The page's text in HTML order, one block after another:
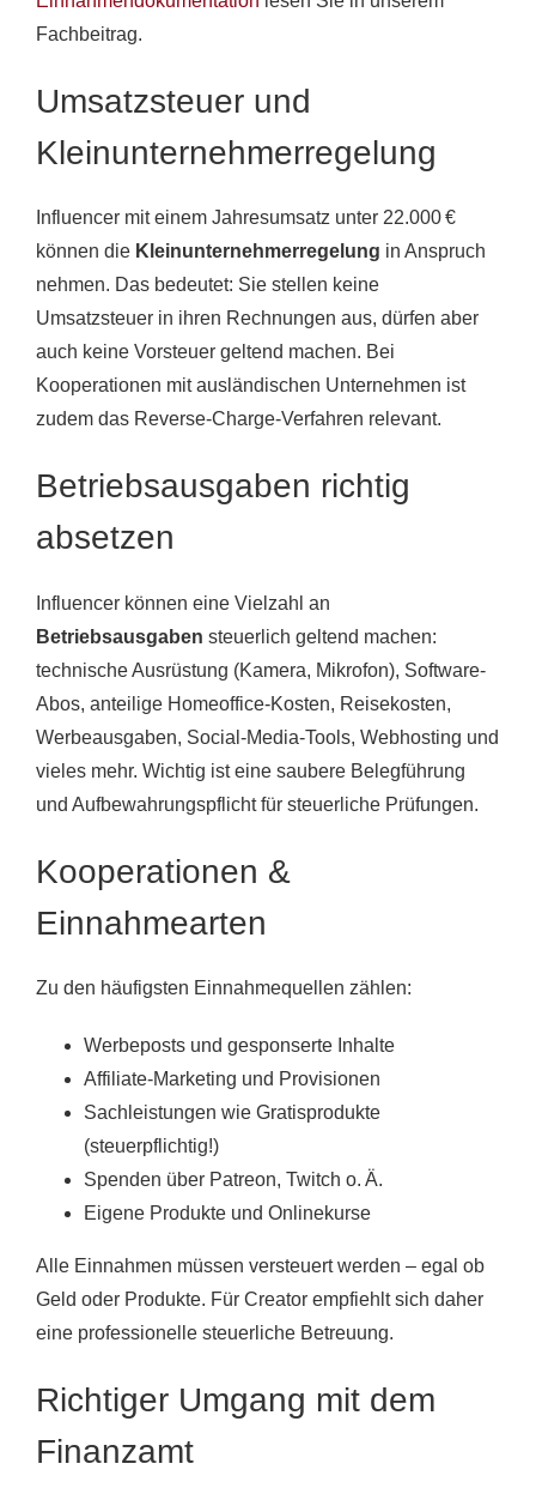
Fachbeitrag.
Umsatzsteuer und
Kleinunternehmerregelung
Influencer mit einem Jahresumsatz unter 22.000 €
können die Kleinunternehmerregelung in Anspruch
nehmen. Das bedeutet: Sie stellen keine
Umsatzsteuer in ihren Rechnungen aus, dürfen aber
auch keine Vorsteuer geltend machen. Bei
Kooperationen mit ausländischen Unternehmen ist
zudem das Reverse-Charge-Verfahren relevant.
Betriebsausgaben richtig
absetzen
Influencer können eine Vielzahl an
Betriebsausgaben steuerlich geltend machen:
technische Ausrüstung (Kamera, Mikrofon), Software-
Abos, anteilige Homeoffice-Kosten, Reisekosten,
Werbeausgaben, Social-Media-Tools, Webhosting und
vieles mehr. Wichtig ist eine saubere Belegführung
und Aufbewahrungspflicht für steuerliche Prüfungen.
Kooperationen &
Einnahmearten
Zu den häufigsten Einnahmequellen zählen:
Werbeposts und gesponserte Inhalte
Affiliate-Marketing und Provisionen
Sachleistungen wie Gratisprodukte
(steuerpflichtig!)
Spenden über Patreon, Twitch o. Ä.
Eigene Produkte und Onlinekurse
Alle Einnahmen müssen versteuert werden – egal ob
Geld oder Produkte. Für Creator empfiehlt sich daher
eine professionelle steuerliche Betreuung.
Richtiger Umgang mit dem
Finanzamt